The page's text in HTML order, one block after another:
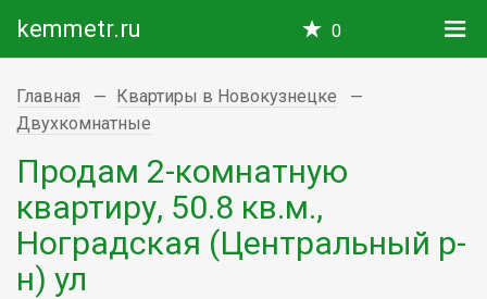
kemmetr.ru 0
Главная
Квартиры в Новокузнецке
Двухкомнатные
Продам 2-комнатную
квартиру, 50.8 кв.м.,
Ноградская (Центральный р-
н) ул